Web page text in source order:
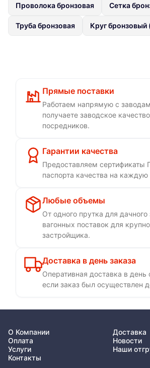
Проволока бронзовая Сетка
Труба бронзовая Круг бронзовый
Прямые поставки
Работаем напрямую с
получаете заводское
посредников.
Гарантии качества
Предоставляем сертификаты
паспорта качества на каждую
Любые объемы
От одного прутка для дачного
вагонных поставок для
застройщика.
Доставка в день заказа
Оперативная доставка в день
если заказ был осуществлен
О Компании
Доставка
Оплата
Новости
Услуги
Наши
Контакты